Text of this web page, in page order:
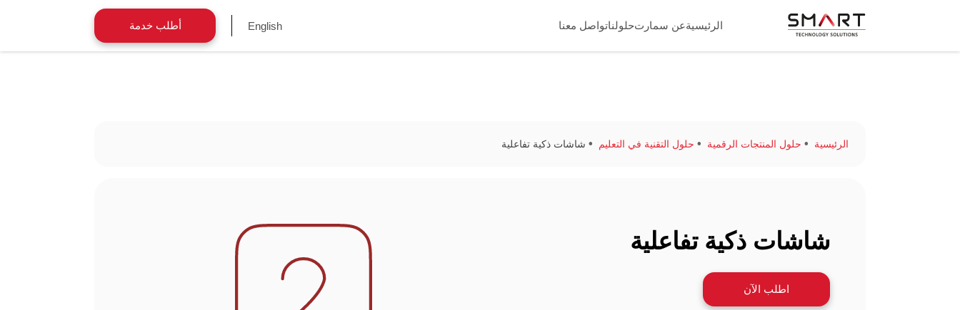
الرئيسيةعن سمارتحلولناتواصل معنا English أطلب خدمة
الرئيسية حلول المنتجات الرقمية حلول التقنية في التعليم شاشات ذكية تفاعلية
شاشات ذكية تفاعلية
اطلب الآن